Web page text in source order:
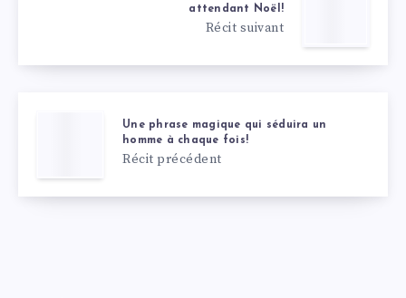
attendant Noël!
Récit suivant
Une phrase magique qui séduira un
homme à chaque fois!
Récit précédent